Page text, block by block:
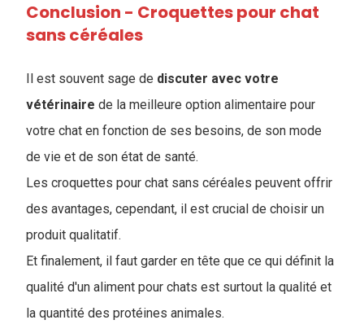
Conclusion - Croquettes pour chat
sans céréales
Il est souvent sage de discuter avec votre
vétérinaire de la meilleure option alimentaire pour
votre chat en fonction de ses besoins, de son mode
de vie et de son état de santé.
Les croquettes pour chat sans céréales peuvent offrir
des avantages, cependant, il est crucial de choisir un
produit qualitatif.
Et finalement, il faut garder en tête que ce qui définit la
qualité d'un aliment pour chats est surtout la qualité et
la quantité des protéines animales.